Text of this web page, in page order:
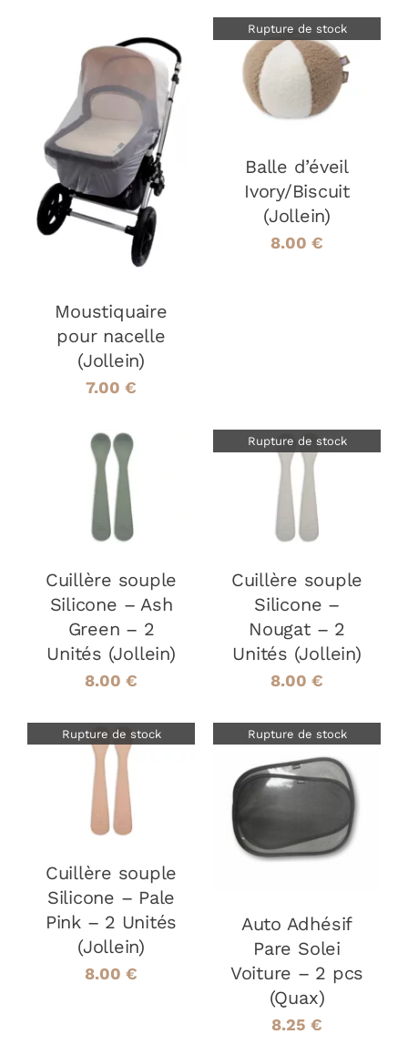
AJOUTER AU
PANIER
/
DÉTAILS
Moustiquaire
pour nacelle
(Jollein)
7.00 €
Rupture de stock
DÉTAILS
Balle d’éveil
Ivory/Biscuit
(Jollein)
8.00 €
AJOUTER AU
PANIER
DÉTAILS
Cuillère souple
Silicone – Ash
Green – 2
Unités (Jollein)
8.00 €
Rupture de stock
DÉTAILS
Cuillère souple
Silicone –
Nougat – 2
Unités (Jollein)
8.00 €
Rupture de stock
DÉTAILS
Cuillère souple
Silicone – Pale
Pink – 2 Unités
(Jollein)
8.00 €
Rupture de stock
DÉTAILS
Auto Adhésif
Pare Solei
Voiture – 2 pcs
(Quax)
8.25 €